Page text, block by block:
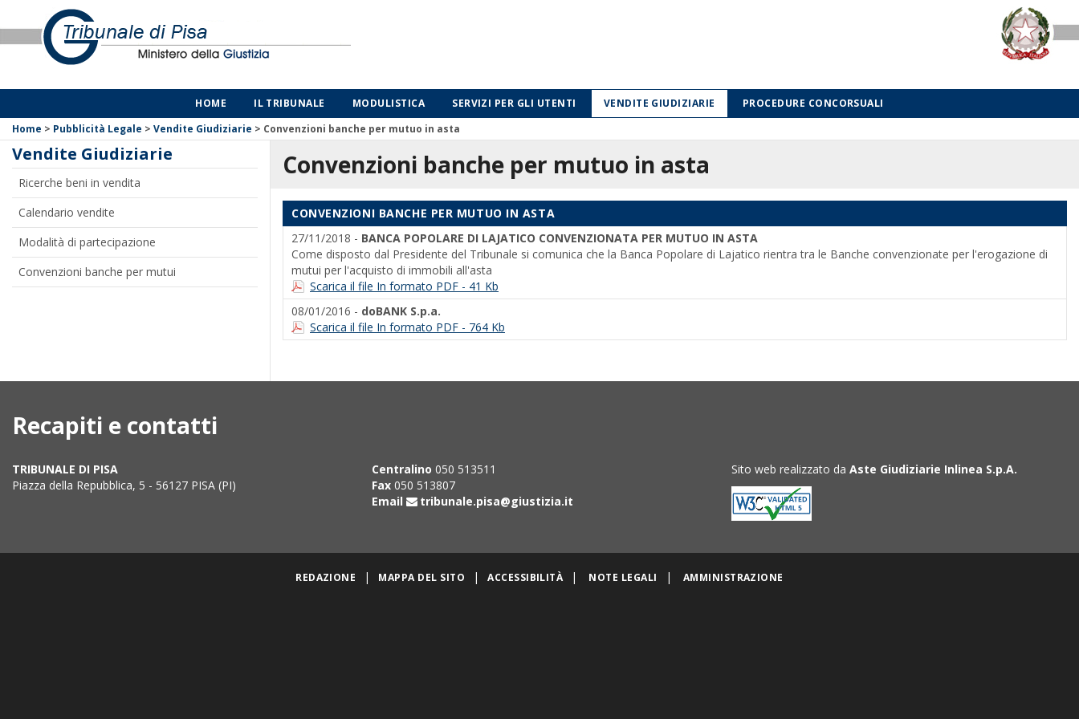
HOME IL TRIBUNALE MODULISTICA SERVIZI PER GLI UTENTI VENDITE GIUDIZIARIE
PROCEDURE CONCORSUALI
Home > Pubblicità Legale > Vendite Giudiziarie > Convenzioni banche per mutuo in asta
Vendite Giudiziarie
Ricerche beni in vendita
Calendario vendite
Modalità di partecipazione
Convenzioni banche per mutui
Convenzioni banche per mutuo in asta
CONVENZIONI BANCHE PER MUTUO IN ASTA
27/11/2018 - BANCA POPOLARE DI LAJATICO CONVENZIONATA PER MUTUO IN ASTA
Come disposto dal Presidente del Tribunale si comunica che la Banca Popolare di Lajatico rientra tra le Banche convenzionate per l'erogazione di
mutui per l'acquisto di immobili all'asta
Scarica il file In formato PDF - 41 Kb
08/01/2016 - doBANK S.p.a.
Scarica il file In formato PDF - 764 Kb
Recapiti e contatti
TRIBUNALE DI PISA
Piazza della Repubblica, 5 - 56127 PISA (PI)
Centralino 050 513511
Fax 050 513807
Email
tribunale.pisa@giustizia.it
Sito web realizzato da Aste Giudiziarie Inlinea S.p.A.
REDAZIONE | MAPPA DEL SITO | ACCESSIBILITÀ | NOTE LEGALI | AMMINISTRAZIONE